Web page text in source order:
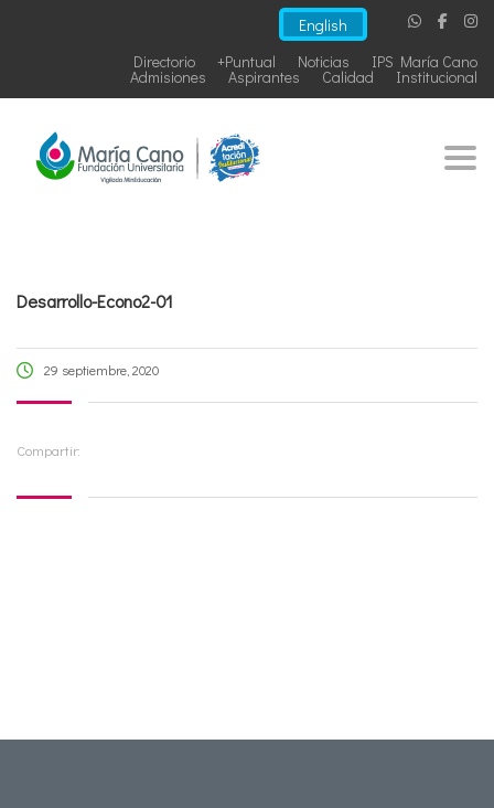
English
IPS María Cano
Noticias
+Puntual
Directorio
Institucional
Calidad
Aspirantes
Admisiones
Desarrollo-Econo2-01
29 septiembre, 2020
Compartir: